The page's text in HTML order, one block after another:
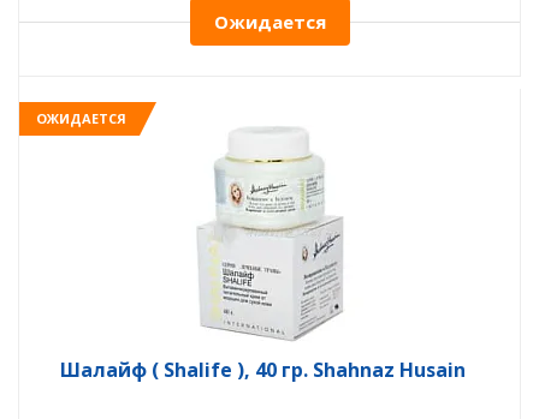
Ожидается
ОЖИДАЕТСЯ
Шалайф ( Shalife ), 40 гр. Shahnaz Husain